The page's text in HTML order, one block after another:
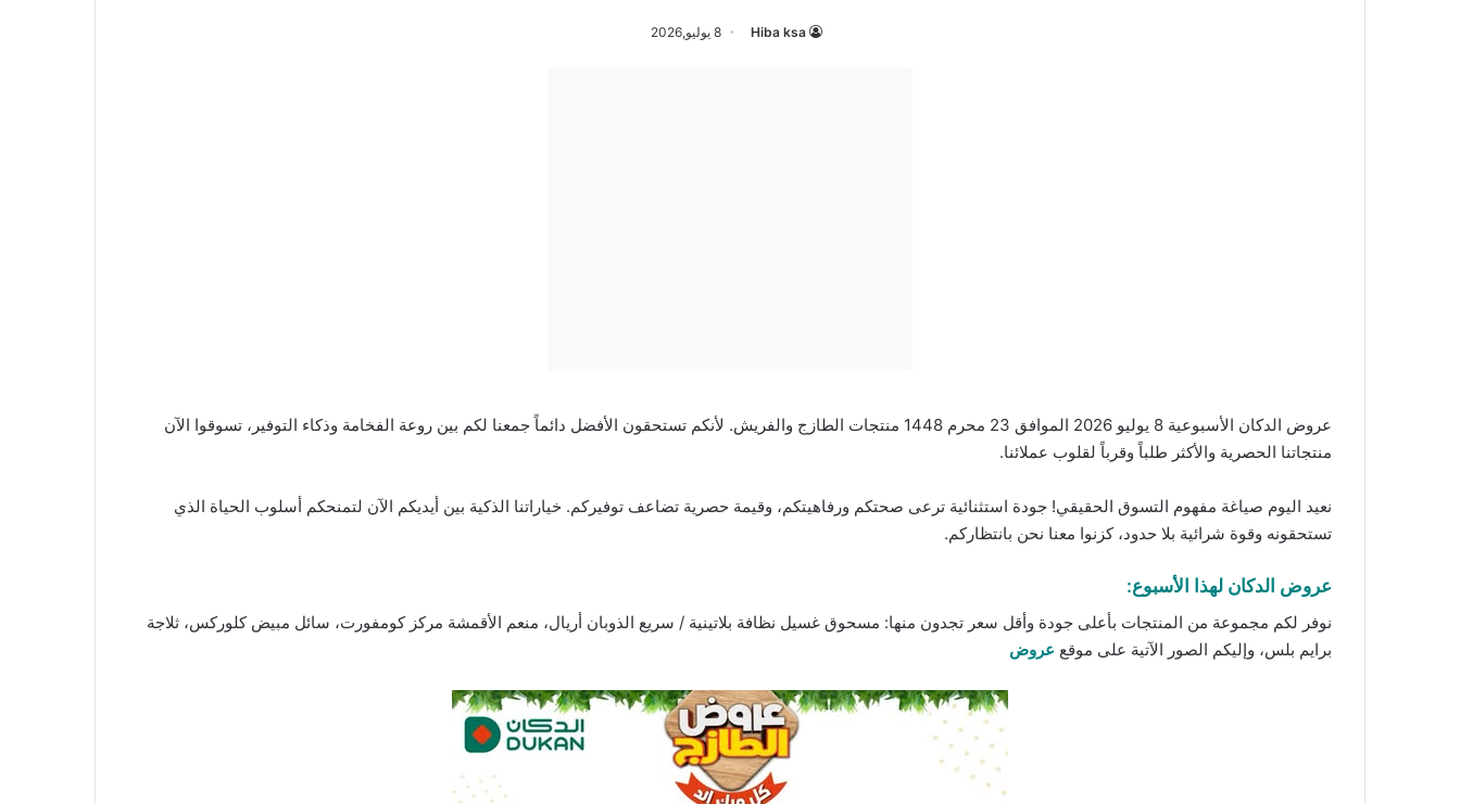
Hiba ksa 8 يوليو,2026
عروض الدكان الأسبوعية 8 يوليو 2026 الموافق 23 محرم 1448 منتجات الطازج والفريش. لأنكم تستحقون الأفضل دائماً جمعنا لكم بين روعة الفخامة وذكاء التوفير، تسوقوا الآن
منتجاتنا الحصرية والأكثر طلباً وقرباً لقلوب عملائنا.
نعيد اليوم صياغة مفهوم التسوق الحقيقي! جودة استثنائية ترعى صحتكم ورفاهيتكم، وقيمة حصرية تضاعف توفيركم. خياراتنا الذكية بين أيديكم الآن لتمنحكم أسلوب الحياة الذي
تستحقونه وقوة شرائية بلا حدود، كزنوا معنا نحن بانتظاركم.
عروض الدكان لهذا الأسبوع:
نوفر لكم مجموعة من المنتجات بأعلى جودة وأقل سعر تجدون منها: مسحوق غسيل نظافة بلاتينية / سريع الذوبان أريال، منعم الأقمشة مركز كومفورت، سائل مبيض كلوركس، ثلاجة
برايم بلس، وإليكم الصور الآتية على موقع عروض